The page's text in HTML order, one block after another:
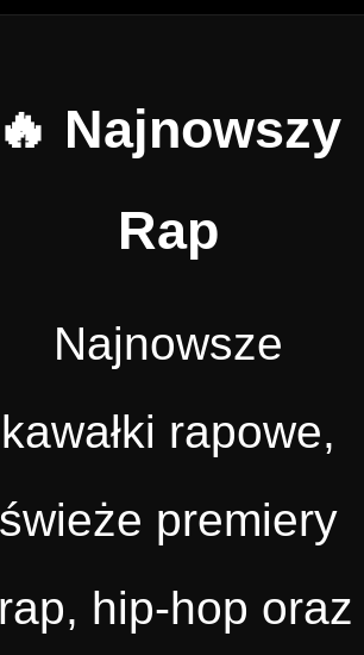
🔥 Najnowszy
Rap
Najnowsze
kawałki rapowe,
świeże premiery
hip-hop oraz